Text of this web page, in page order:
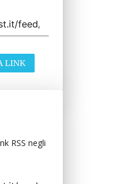
LINK
RSS negli